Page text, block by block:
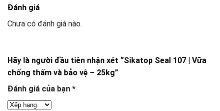
Đánh giá
Chưa có đánh giá nào.
Hãy là người đầu tiên nhận xét “Sikatop Seal 107 | Vữa
chống thấm và bảo vệ – 25kg”
Đánh giá của bạn *